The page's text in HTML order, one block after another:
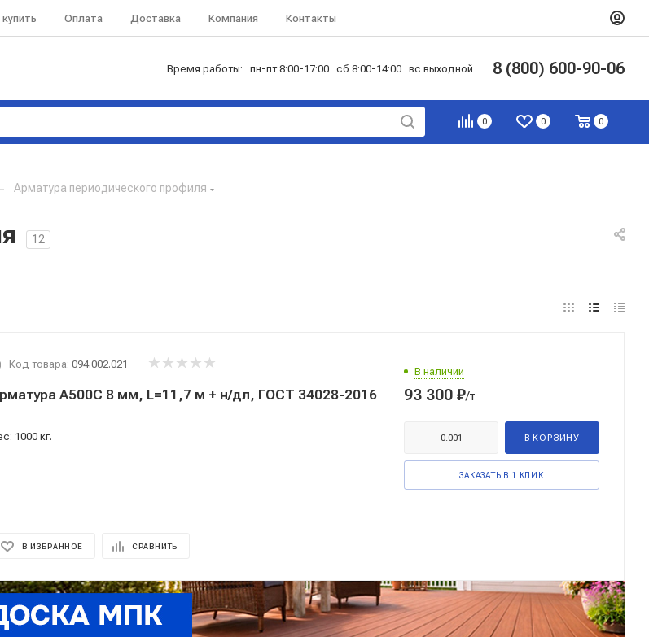
Оплата Доставка Компания Контакты
Время работы: пн-пт 8:00-17:00 сб 8:00-14:00 вс выходной 8 (800) 600-90-06
0 0 0
Арматура периодического профиля
12
Код товара: 094.002.021
А500С 8 мм, L=11,7 м + н/дл, ГОСТ 34028-2016
1000 кг.
В ИЗБРАННОЕ СРАВНИТЬ
В наличии
93 300 ₽/т
В КОРЗИНУ
ЗАКАЗАТЬ В 1 КЛИК